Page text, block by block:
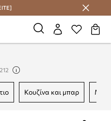
το Answear Club
κουζίνα και μπαρ